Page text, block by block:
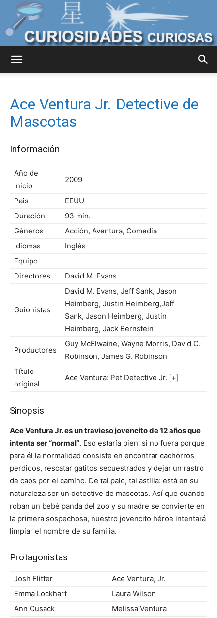
Curiosas
Ace Ventura Jr. Detective de
Mascotas
Información
Año de
inicio
2009
Pais
EEUU
Duración
93 min.
Géneros
Acción, Aventura, Comedia
Idiomas
Inglés
Equipo
Directores
David M. Evans
Guionistas
David M. Evans, Jeff Sank, Jason
Heimberg, Justin Heimberg,Jeff
Sank, Jason Heimberg, Justin
Heimberg, Jack Bernstein
Productores
Guy McElwaine, Wayne Morris, David C.
Robinson, James G. Robinson
Título
original
Ace Ventura: Pet Detective Jr. [+]
Sinopsis
Ace Ventura Jr. es un travieso jovencito de 12 años que
intenta ser “normal”. Eso estaría bien, si no fuera porque
para él la normalidad consiste en encontrar cachorros
perdidos, rescatar gatitos secuestrados y dejar un rastro
de caos por el camino. De tal palo, tal astilla: está en su
naturaleza ser un detective de mascotas. Así que cuando
roban un bebé panda del zoo y su madre se convierte en
la primera sospechosa, nuestro jovencito héroe intentará
limpiar el nombre de su familia.
Protagonistas
Josh Flitter
Ace Ventura, Jr.
Emma Lockhart
Laura Wilson
Ann Cusack
Melissa Ventura